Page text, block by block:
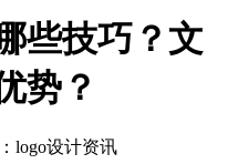
些技巧？文
势？
logo设计资讯